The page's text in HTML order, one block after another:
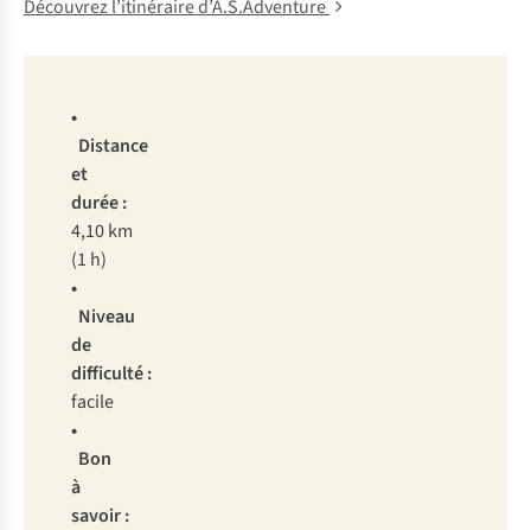
Découvrez l’itinéraire d’A.S.Adventure
•
Distance
et
durée :
4,10 km
(1 h)
•
Niveau
de
difficulté :
facile
•
Bon
à
savoir :